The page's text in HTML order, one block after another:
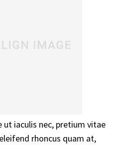
ut iaculis nec, pretium vitae
rhoncus quam at,